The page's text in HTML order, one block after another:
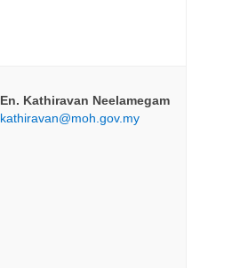
En. Kathiravan Neelamegam
kathiravan@moh.gov.my